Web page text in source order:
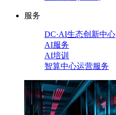
服务
DC·AI生态创新中心
AI服务
AI培训
智算中心运营服务